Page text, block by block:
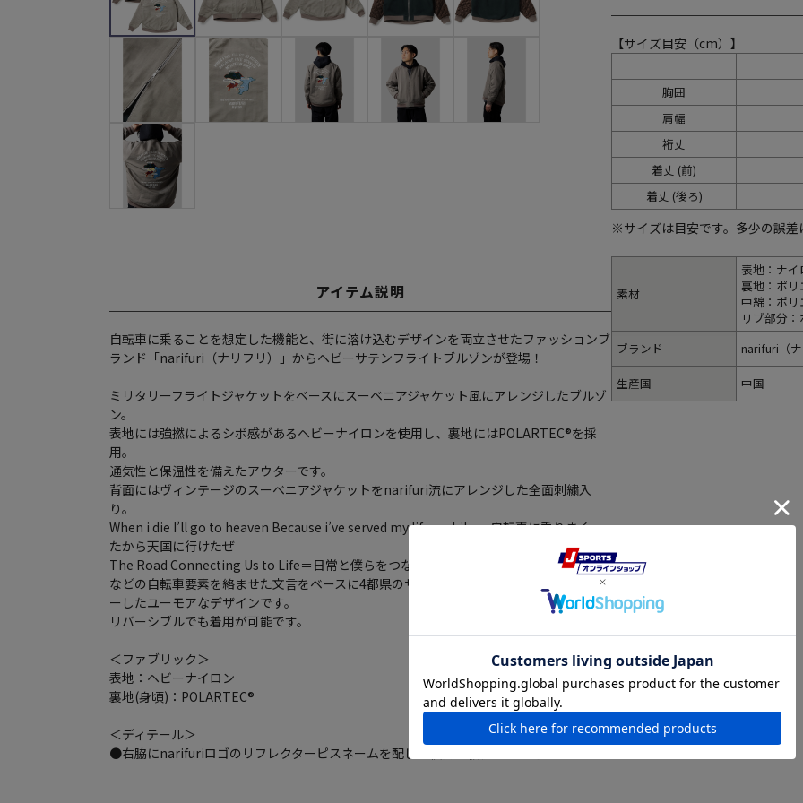
アイテム説明
自転車に乗ることを想定した機能と、街に溶け込むデザインを両立させたファッションブ
ランド「narifuri（ナリフリ）」からヘビーサテンフライトブルゾンが登場！
ミリタリーフライトジャケットをベースにスーベニアジャケット風にアレンジしたブルゾ
ン。
表地には強撚によるシボ感があるヘビーナイロンを使用し、裏地にはPOLARTEC®を採
用。
通気性と保温性を備えたアウターです。
背面にはヴィンテージのスーベニアジャケットをnarifuri流にアレンジした全面刺繍入
り。
When i die I’ll go to heaven Because i’ve served my life on bike＝自転車に乗りまくっ
たから天国に行けたぜ
The Road Connecting Us to Life＝日常と僕らをつなぐ道
などの自転車要素を絡ませた文言をベースに4都県のサイクルロード＝河川をフィーチャ
ーしたユーモアなデザインです。
リバーシブルでも着用が可能です。
＜ファブリック＞
表地：ヘビーナイロン
裏地(身頃)：POLARTEC®
＜ディテール＞
●右脇にnarifuriロゴのリフレクターピスネームを配し、夜間の被視認性を向上します
【サイズ目安（cm）】
胸囲
肩幅
裄丈
着丈 (前)
着丈 (後ろ)
※サイズは目安です。多少の誤差
素材
表地：ナ
裏地：ポ
中綿：ポ
リブ部分
ブランド
narifuri（
生産国 中国